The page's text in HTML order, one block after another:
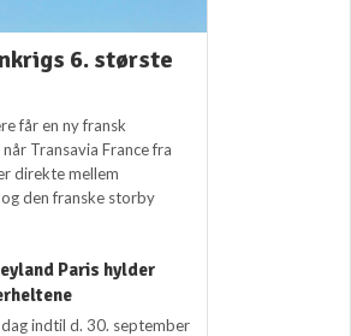
6. største
får en ny fransk
Transavia France fra
direkte mellem
den franske storby
Paris hylder
indtil d. 30. september